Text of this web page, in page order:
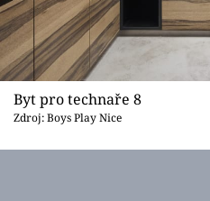
Byt pro technaře 8
Zdroj: Boys Play Nice